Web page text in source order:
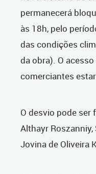
permanecerá
às 18h, pelo
das condições
da obra). O
comerciantes
O desvio pode ser
Althayr
Jovina de Oliveira